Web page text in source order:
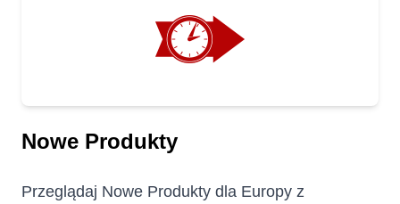
Nowe Produkty
Przeglądaj Nowe Produkty dla Europy z